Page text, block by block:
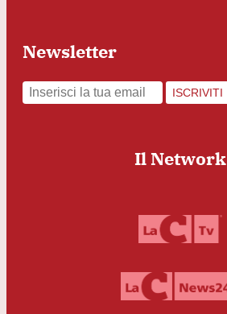
Newsletter
ISCRIVITI
Il Network